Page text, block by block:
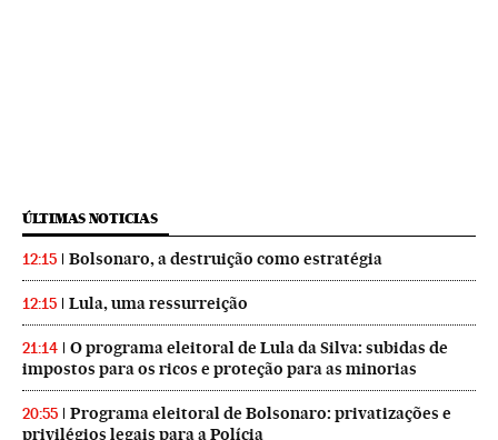
ÚLTIMAS NOTICIAS
12:15 Bolsonaro, a destruição como estratégia
12:15 Lula, uma ressurreição
21:14
O programa eleitoral de Lula da Silva: subidas de
impostos para os ricos e proteção para as minorias
20:55
Programa eleitoral de Bolsonaro: privatizações e
privilégios legais para a Polícia